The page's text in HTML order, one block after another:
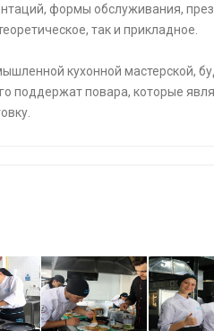
формы обслуживания,
так и прикладное.
кухонной мастерской,
поддержат повара, которые